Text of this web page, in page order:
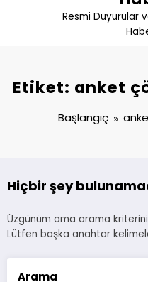
Resmi Duyurular
Etiket: anket
Başlangıç
Hiçbir şey
Üzgünüm ama arama
Lütfen başka anahtar
Arama